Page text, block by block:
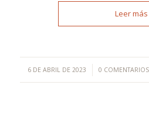
Leer más
6 DE ABRIL DE 2023
/ 0 COMENTARIOS
/